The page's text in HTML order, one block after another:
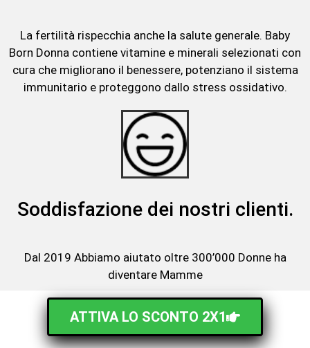
La fertilità rispecchia anche la salute generale. Baby
Born Donna contiene vitamine e minerali selezionati con
cura che migliorano il benessere, potenziano il sistema
immunitario e proteggono dallo stress ossidativo.
Soddisfazione dei nostri clienti.
Dal 2019 Abbiamo aiutato oltre 300’000 Donne ha
diventare Mamme
ATTIVA LO SCONTO 2X1